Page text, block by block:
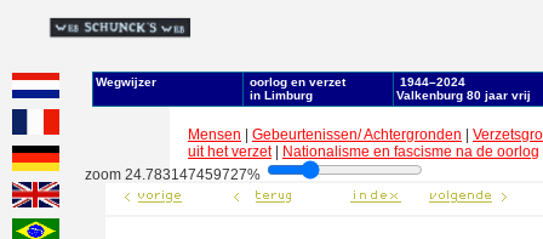
Mensen Gebeurtenissen/ Achtergronden
uit het verzet| Nationalisme en fascisme na de oorlog
zoom 24.783147459727%
Wegwĳzer
oorlog en verzet
in Limburg
1944–2024
Valkenburg 80 jaar vrĳ